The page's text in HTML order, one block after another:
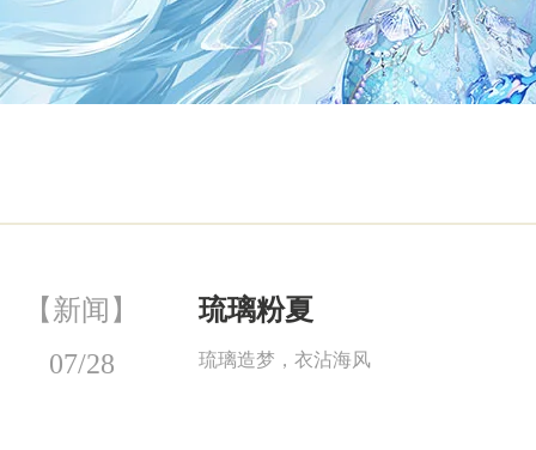
【新闻】
07/28
琉璃粉夏
琉璃造梦，衣沾海风